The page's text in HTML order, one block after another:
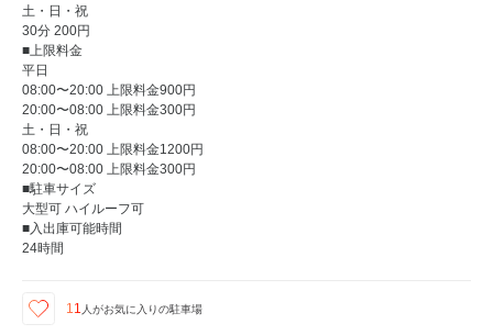
土・日・祝
30分 200円
■上限料金
平日
08:00〜20:00 上限料金900円
20:00〜08:00 上限料金300円
土・日・祝
08:00〜20:00 上限料金1200円
20:00〜08:00 上限料金300円
■駐車サイズ
大型可 ハイルーフ可
■入出庫可能時間
24時間
11 人がお気に入りの駐車場